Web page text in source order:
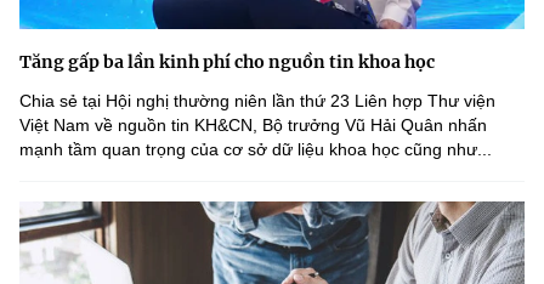
Tăng gấp ba lần kinh phí cho nguồn tin khoa học
Chia sẻ tại Hội nghị thường niên lần thứ 23 Liên hợp Thư viện
Việt Nam về nguồn tin KH&CN, Bộ trưởng Vũ Hải Quân nhấn
mạnh tầm quan trọng của cơ sở dữ liệu khoa học cũng như...